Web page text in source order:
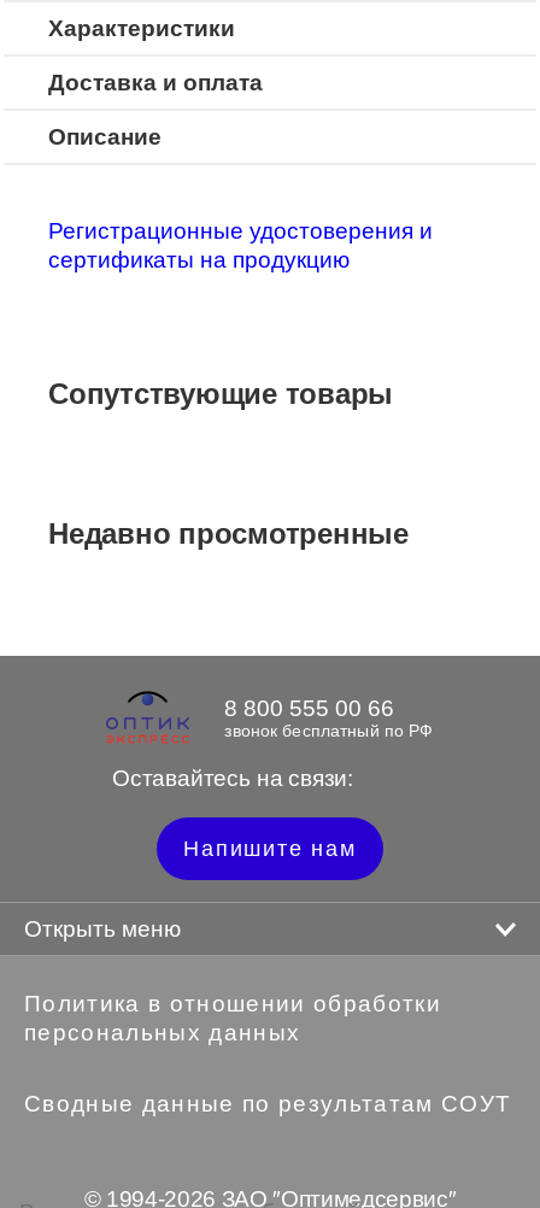
Характеристики
Доставка и оплата
Описание
Регистрационные удостоверения и
сертификаты на продукцию
Сопутствующие товары
Недавно просмотренные
Оставайтесь на связи:
8 800 555 00 66
звонок бесплатный по РФ
Напишите нам
Открыть меню
Политика в отношении обработки
персональных данных
Сводные данные по результатам СОУТ
© 1994-2026 ЗАО ″Оптимедсервис″